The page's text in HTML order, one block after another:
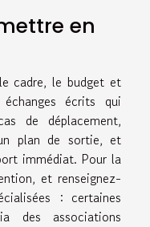
en
cadre, le budget et
écrits qui
de déplacement,
plan de sortie, et
immédiat. Pour la
et renseignez-
: certaines
des associations